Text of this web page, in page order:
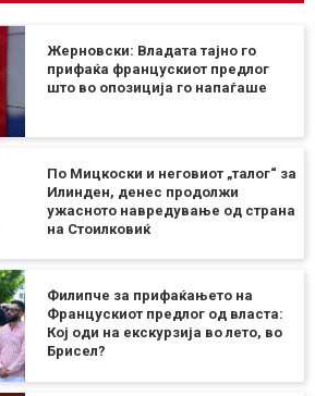
Жерновски: Владата тајно го
прифаќа францускиот предлог
што во опозиција го напаѓаше
По Мицкоски и неговиот „талог“ за
Илинден, денес продолжи
ужасното навредување од страна
на Стоилковиќ
Филипче за прифаќањето на
Францускиот предлог од власта:
Кој оди на екскурзија во лето, во
Брисел?